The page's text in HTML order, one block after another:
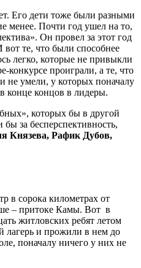
Его дети тоже были разными
менее. Почти год ушел на то,
Он провел за этот год
те, что были способнее
легко, которые не привыкли
конкурсе проиграли, а те, что
не умели, у которых поначалу
конце концов в лидеры.
которых бы в другой
за бесперспективность,
Князева, Рафик Дубов,
в сорока километрах от
– притоке Камы. Вот в
житловских ребят летом
лагерь и прожили в нем до
поначалу ничего у них не